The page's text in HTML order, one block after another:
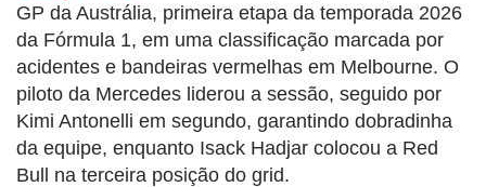
GP da Austrália, primeira etapa da temporada 2026
da Fórmula 1, em uma classificação marcada por
acidentes e bandeiras vermelhas em Melbourne. O
piloto da Mercedes liderou a sessão, seguido por
Kimi Antonelli em segundo, garantindo dobradinha
da equipe, enquanto Isack Hadjar colocou a Red
Bull na terceira posição do grid.